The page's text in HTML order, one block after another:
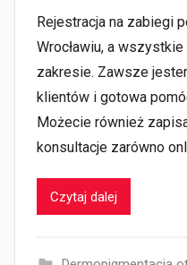
Rejestracja na zabiegi
Wrocławiu, a wszystkie
zakresie. Zawsze
klientów i gotowa
Możecie również
konsultacje zarówno
Czytaj dalej